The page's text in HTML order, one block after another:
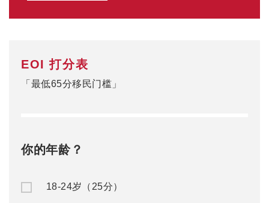
EOI 打分表
「最低65分移民门槛」
你的年龄？
18-24岁（25分）